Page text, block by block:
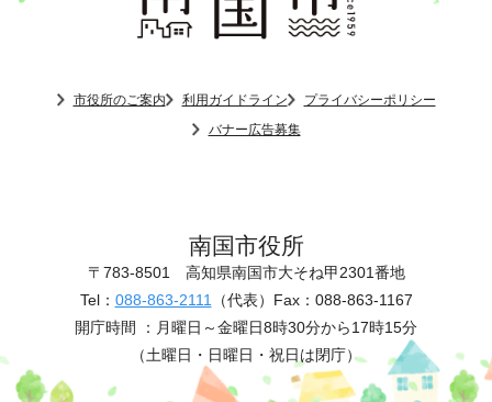
市役所のご案内 利用ガイドライン
プライバシーポリシー
バナー広告募集
南国市役所
〒783-8501 高知県南国市大そね甲2301番地
Tel： 088-863-2111 （代表） Fax：088-863-1167
開庁時間 ： 月曜日～金曜日8時30分から17時15分
（土曜日・日曜日・祝日は閉庁）